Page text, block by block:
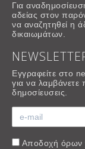
Για
αδείας στον
να αναζητηθεί η
δικαιωμάτων.
Εγγραφείτε στο
για να λαμβάνετε
δημοσίευσεις.
Αποδοχή όρων